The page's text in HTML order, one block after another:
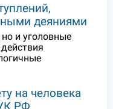
деяниями
и уголовные
на человека
РФ